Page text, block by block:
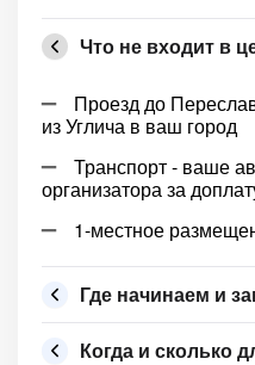
Что не входит в
Проезд до
из Углича в ваш город
Транспорт - ваше
организатора за
1-местное
Где начинаем и
Когда и сколько